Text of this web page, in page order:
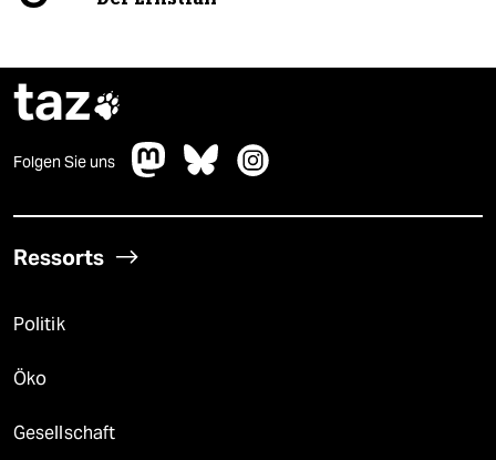
taz
Folgen Sie uns
Ressorts
Politik
Öko
Gesellschaft